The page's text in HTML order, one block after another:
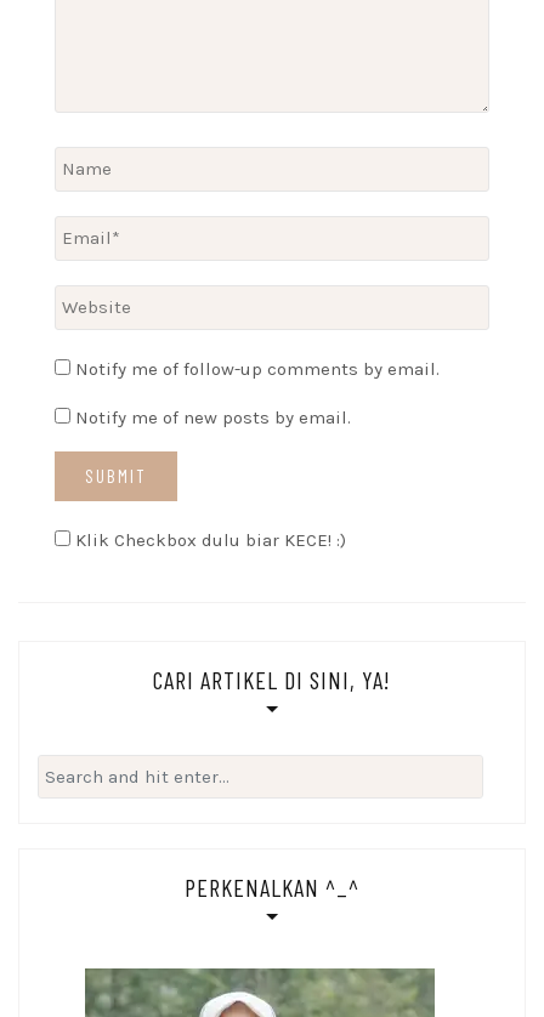
Notify me of follow-up comments by email.
Notify me of new posts by email.
Klik Checkbox dulu biar KECE! :)
CARI ARTIKEL DI SINI, YA!
Search
for:
PERKENALKAN ^_^